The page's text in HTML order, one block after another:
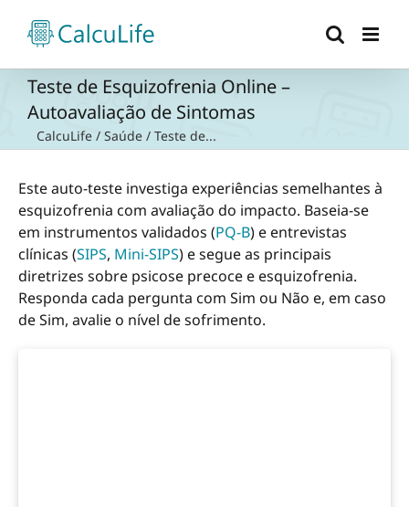
para
conteúdo
Teste de Esquizofrenia Online –
Autoavaliação de Sintomas
CalcuLife / Saúde / Teste de...
Este auto-teste investiga experiências semelhantes à
esquizofrenia com avaliação do impacto. Baseia-se
em instrumentos validados (PQ-B) e entrevistas
clínicas (SIPS, Mini-SIPS) e segue as principais
diretrizes sobre psicose precoce e esquizofrenia.
Responda cada pergunta com Sim ou Não e, em caso
de Sim, avalie o nível de sofrimento.